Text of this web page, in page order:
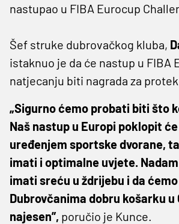
nastupao u FIBA Eurocup
Šef struke dubrovačkog kluba,
istaknuo je da će nastup u FIBA
natjecanju biti nagrada za
„Sigurno ćemo probati biti što
Naš nastup u Europi poklopit
uređenjem sportske dvorane,
imati i optimalne uvjete.
imati sreću u ždrijebu i da
Dubrovčanima dobru košarku u
najesen”, poručio je Kunce.